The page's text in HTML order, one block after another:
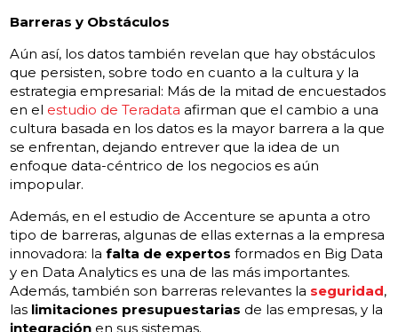
Barreras y Obstáculos
Aún así, los datos también revelan que hay obstáculos
que persisten, sobre todo en cuanto a la cultura y la
estrategia empresarial: Más de la mitad de encuestados
en el estudio de Teradata afirman que el cambio a una
cultura basada en los datos es la mayor barrera a la que
se enfrentan, dejando entrever que la idea de un
enfoque data-céntrico de los negocios es aún
impopular.
Además, en el estudio de Accenture se apunta a otro
tipo de barreras, algunas de ellas externas a la empresa
innovadora: lafalta de expertos formados en Big Data
y en Data Analytics es una de las más importantes.
Además, también son barreras relevantes la seguridad,
las limitaciones presupuestarias de las empresas, y la
integración en sus sistemas.